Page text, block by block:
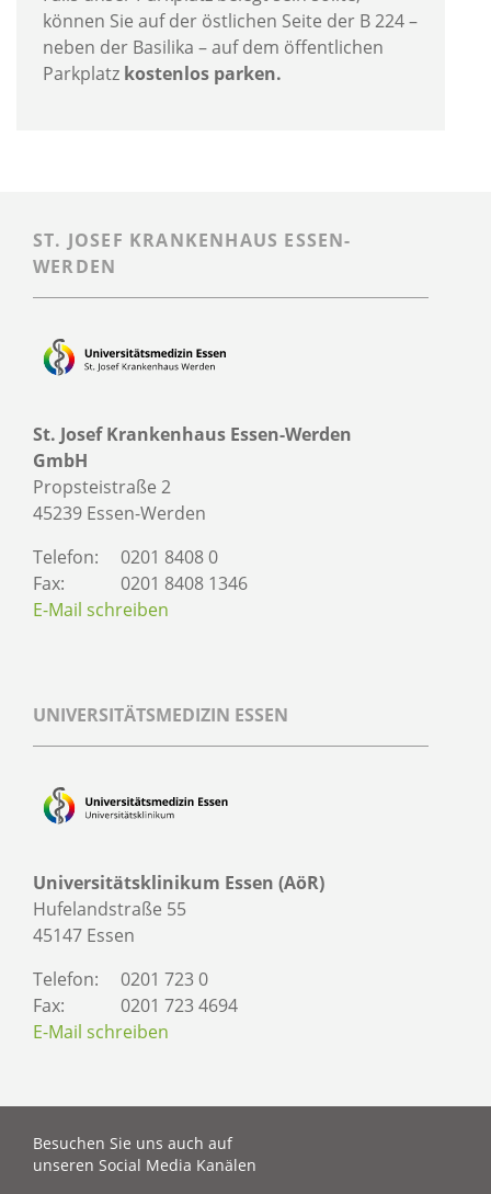
können Sie auf der östlichen Seite der B 224 –
neben der Basilika – auf dem öffentlichen
Parkplatz kostenlos parken.
ST. JOSEF KRANKENHAUS ESSEN-
WERDEN
St. Josef Krankenhaus Essen-Werden
GmbH
Propsteistraße 2
45239 Essen-Werden
Telefon:
0201 8408 0
Fax:
0201 8408 1346
E-Mail schreiben
UNIVERSITÄTSMEDIZIN ESSEN
Universitätsklinikum Essen (AöR)
Hufelandstraße 55
45147 Essen
Telefon:
0201 723 0
Fax:
0201 723 4694
E-Mail schreiben
Besuchen Sie uns auch auf
unseren Social Media Kanälen